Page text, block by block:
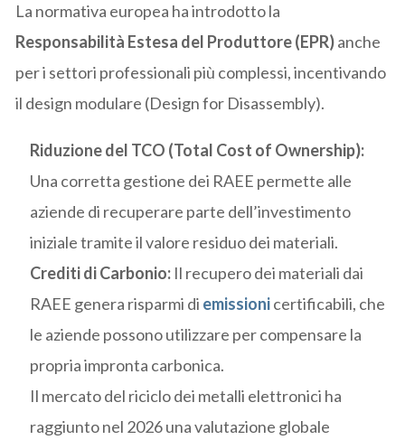
La normativa europea ha introdotto la
Responsabilità Estesa del Produttore (EPR)anche
per i settori professionali più complessi, incentivando
il design modulare (Design for Disassembly).
Riduzione del TCO (Total Cost of Ownership):
Una corretta gestione dei RAEE permette alle
aziende di recuperare parte dell’investimento
iniziale tramite il valore residuo dei materiali.
Crediti di Carbonio: Il recupero dei materiali dai
RAEE genera risparmi di emissionicertificabili, che
le aziende possono utilizzare per compensare la
propria impronta carbonica.
Il mercato del riciclo dei metalli elettronici ha
raggiunto nel 2026 una valutazione globale